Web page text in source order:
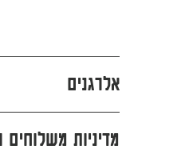
אלרגנים
מדיניות משלוחים